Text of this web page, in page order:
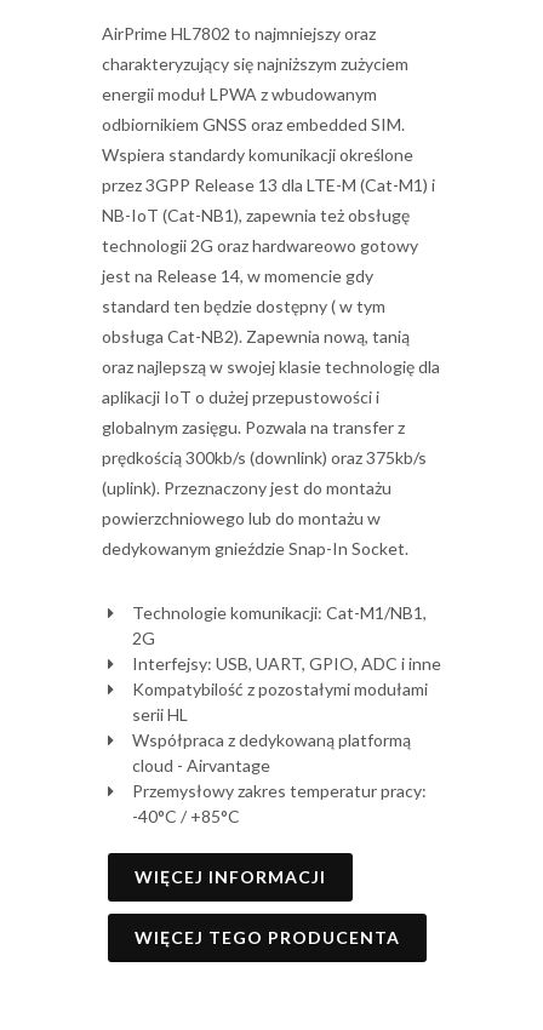
AirPrime HL7802 to najmniejszy oraz
charakteryzujący się najniższym zużyciem
energii moduł LPWA z wbudowanym
odbiornikiem GNSS oraz embedded SIM.
Wspiera standardy komunikacji określone
przez 3GPP Release 13 dla LTE-M (Cat-M1) i
NB-IoT (Cat-NB1), zapewnia też obsługę
technologii 2G oraz hardwareowo gotowy
jest na Release 14, w momencie gdy
standard ten będzie dostępny ( w tym
obsługa Cat-NB2). Zapewnia nową, tanią
oraz najlepszą w swojej klasie technologię dla
aplikacji IoT o dużej przepustowości i
globalnym zasięgu. Pozwala na transfer z
prędkością 300kb/s (downlink) oraz 375kb/s
(uplink). Przeznaczony jest do montażu
powierzchniowego lub do montażu w
dedykowanym gnieździe Snap-In Socket.
Technologie komunikacji: Cat-M1/NB1,
2G
Interfejsy: USB, UART, GPIO, ADC i inne
Kompatybilość z pozostałymi modułami
serii HL
Współpraca z dedykowaną platformą
cloud - Airvantage
Przemysłowy zakres temperatur pracy:
-40°C / +85°C
WIĘCEJ INFORMACJI
WIĘCEJ TEGO PRODUCENTA